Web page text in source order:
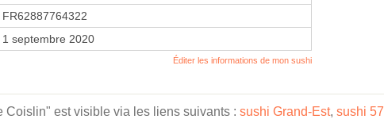
FR62887764322
1 septembre 2020
Éditer les informations de mon sushi
Coislin" est visible via les liens suivants : sushi Grand-Est, sushi 57